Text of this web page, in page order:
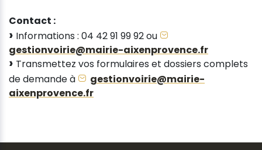
Contact :
Informations : 04 42 91 99 92 ou
gestionvoirie@mairie-aixenprovence.fr
Transmettez vos formulaires et dossiers complets
de demande à
gestionvoirie@mairie-
aixenprovence.fr